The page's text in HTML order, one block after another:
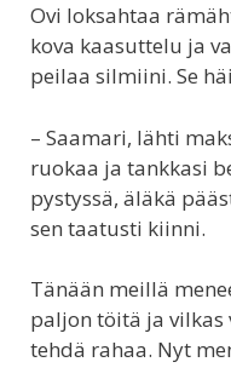
Ovi loksahtaa
kova kaasuttelu ja
peilaa silmiini. Se
– Saamari, lähti
ruokaa ja tankkasi
pystyssä, äläkä
sen taatusti kiinni.
Tänään meillä
paljon töitä ja
tehdä rahaa. Nyt